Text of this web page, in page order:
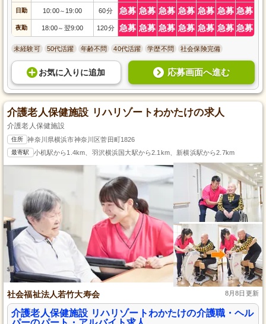
日勤 10:00～ 19:00 60分 急募 急募 急募 急募 急募 急募 急募
夜勤 18:00～ 翌9:00 120分 急募 急募 急募 急募 急募 急募 急募
未経験可 50代活躍 年齢不問 40代活躍 学歴不問 社会保険完備
お気に入り に追加 応募画面へ進む
介護老人保健施設 リハリゾートわかたけの求人
介護老人保健施設
住所 神奈川県横浜市神奈川区菅田町1826
最寄駅 小机駅から1.4km、羽沢横浜国大駅から2.1km、新横浜駅から2.7km
社会福祉法人若竹大寿会 8月8日更新
介護老人保健施設 リハリゾートわかたけの介護職・ヘル